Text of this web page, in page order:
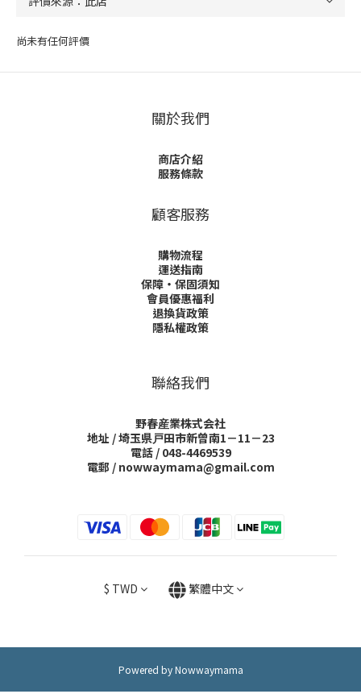
尚未有任何評價
關於我們
商店介紹
服務條款
顧客服務
購物流程
運送指南
保障・保固須知
會員優惠福利
退換貨政策
隱私權政策
聯絡我們
野春産業株式会社
地址 / 埼玉県戸田市新曾南1－11－23
電話 / 048-4469539
電郵 / nowwaymama@gmail.com
$ TWD 繁體中文
Powered by Nowwaymama